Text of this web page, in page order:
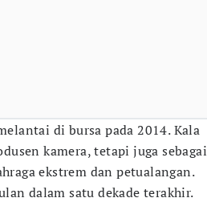
di bursa pada 2014. Kala
kamera, tetapi juga sebagai
ekstrem dan petualangan.
dalam satu dekade terakhir.